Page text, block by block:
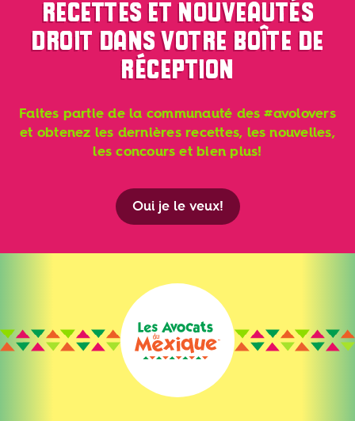
RECETTES ET NOUVEAUTÉS
DROIT DANS VOTRE BOÎTE DE
RÉCEPTION
Faites partie de la communauté des #avolovers
et obtenez les dernières recettes, les nouvelles,
les concours et bien plus!
Oui je le veux!